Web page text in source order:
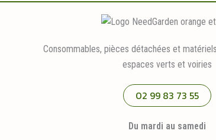
Consommables, pièces détachées et
espaces verts et voiries
02 99 83 73 55
Du mardi au samedi